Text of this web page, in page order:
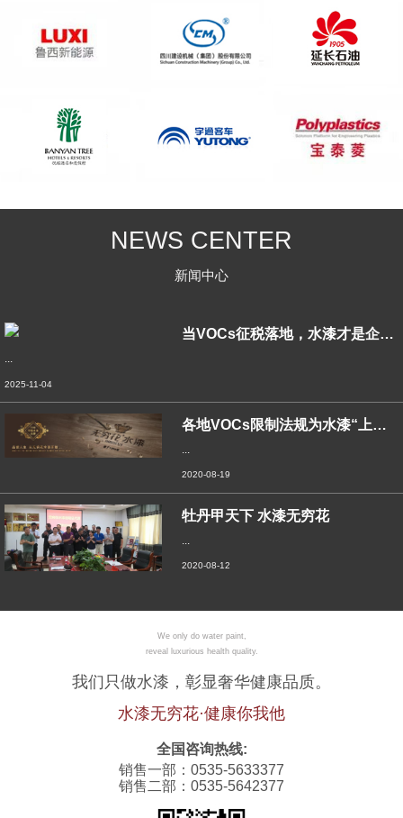
NEWS CENTER
新闻中心
当VOCs征税落地，水漆才是企业绿色转型
2025-11-04
各地VOCs限制法规为水漆“上位”铺路，
2020-08-19
牡丹甲天下 水漆无穷花
2020-08-12
We only do water paint,
reveal luxurious health quality.
我们只做水漆，彰显奢华健康品质。
水漆无穷花·健康你我他
全国咨询热线:
销售一部：0535-5633377
销售二部：0535-5642377